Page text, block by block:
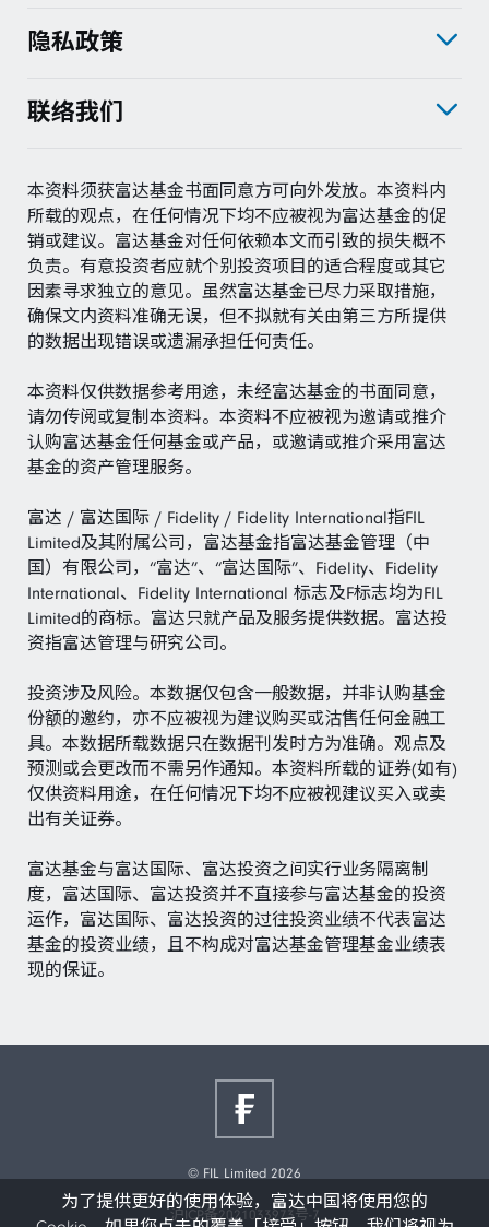
为了提供更好的使用体验，富达中国将使用您的
隐私政策
联络我们
本资料须获富达基金书面同意方可向外发放。本资料内
所载的观点，在任何情况下均不应被视为富达基金的促
销或建议。富达基金对任何依赖本文而引致的损失概不
负责。有意投资者应就个别投资项目的适合程度或其它
因素寻求独立的意见。虽然富达基金已尽力采取措施，
确保文内资料准确无误，但不拟就有关由第三方所提供
的数据出现错误或遗漏承担任何责任。
本资料仅供数据参考用途，未经富达基金的书面同意，
请勿传阅或复制本资料。本资料不应被视为邀请或推介
认购富达基金任何基金或产品，或邀请或推介采用富达
基金的资产管理服务。
富达 / 富达国际 / Fidelity / Fidelity International指FIL
Limited及其附属公司，富达基金指富达基金管理（中
国）有限公司，“富达”、“富达国际”、Fidelity、Fidelity
International、Fidelity International 标志及F标志均为FIL
Limited的商标。富达只就产品及服务提供数据。富达投
资指富达管理与研究公司。
投资涉及风险。本数据仅包含一般数据，并非认购基金
份额的邀约，亦不应被视为建议购买或沽售任何金融工
具。本数据所载数据只在数据刊发时方为准确。观点及
预测或会更改而不需另作通知。本资料所载的证券(如有)
仅供资料用途，在任何情况下均不应被视建议买入或卖
出有关证券。
富达基金与富达国际、富达投资之间实行业务隔离制
度，富达国际、富达投资并不直接参与富达基金的投资
运作，富达国际、富达投资的过往投资业绩不代表富达
基金的投资业绩，且不构成对富达基金管理基金业绩表
现的保证。
© FIL Limited 2026
沪ICP备2021033973号-7